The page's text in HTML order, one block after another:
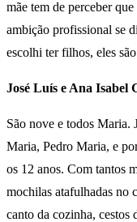
mãe tem de perceber
ambição profissional se
escolhi ter filhos, eles
José Luís e Ana Isabel
São nove e todos Maria.
Maria, Pedro Maria, e
os 12 anos. Com tantos
mochilas atafulhadas no
canto da cozinha, cestos